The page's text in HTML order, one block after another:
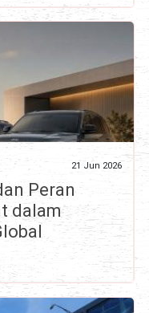
21 Jun 2026
Peran
dalam